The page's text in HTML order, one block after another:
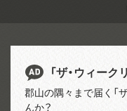
「ザ・ウィー
郡山の隅々まで届く「
んか？